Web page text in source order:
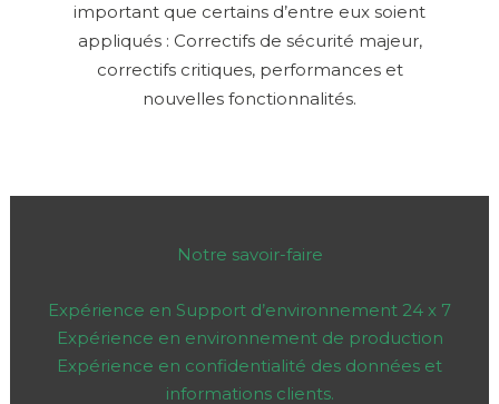
important que certains d’entre eux soient
appliqués : Correctifs de sécurité majeur,
correctifs critiques, performances et
nouvelles fonctionnalités.
Notre savoir-faire
Expérience en Support d’environnement 24 x 7
Expérience en environnement de production
Expérience en confidentialité des données et
informations clients.